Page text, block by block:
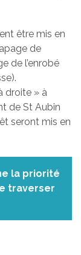
être mis en
de
de l’enrobé
droite » à
de St Aubin
seront mis en
la priorité
traverser